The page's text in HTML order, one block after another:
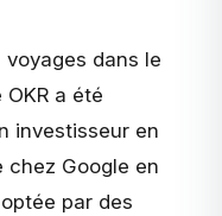
dans le
a été
investisseur en
Google en
par des